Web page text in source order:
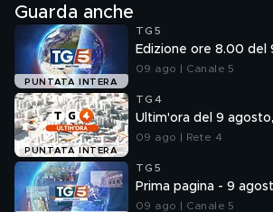
Guarda anche
PUNTATA INTERA
TG5
Edizione ore 8.00 del
09 ago | Canale 5
PUNTATA INTERA
TG4
Ultim'ora del 9
09 ago | Rete 4
TG5
Prima pagina - 9
09 ago | Canale 5